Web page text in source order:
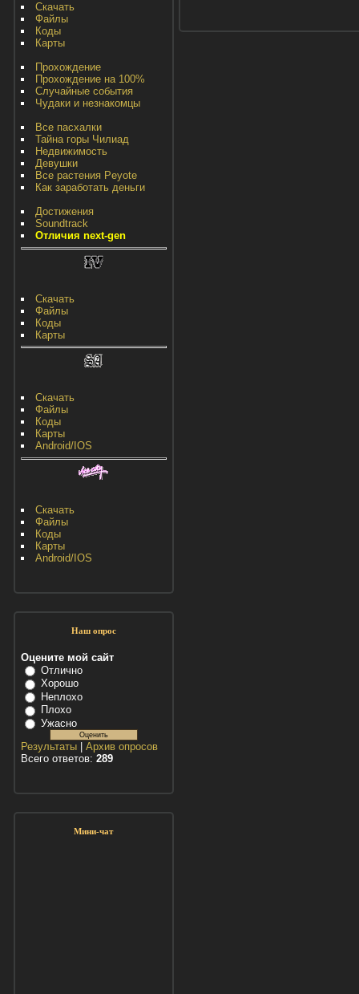
Скачать
Файлы
Коды
Карты
Прохождение
Прохождение на 100%
Случайные события
Чудаки и незнакомцы
Все пасхалки
Тайна горы Чилиад
Недвижимость
Девушки
Все растения Peyote
Как заработать деньги
Достижения
Soundtrack
Отличия next-gen
Скачать
Файлы
Коды
Карты
Скачать
Файлы
Коды
Карты
Android/IOS
Скачать
Файлы
Коды
Карты
Android/IOS
Наш опрос
Оцените мой сайт
Отлично
Хорошо
Неплохо
Плохо
Ужасно
Результаты| Архив опросов
Всего ответов: 289
Мини-чат